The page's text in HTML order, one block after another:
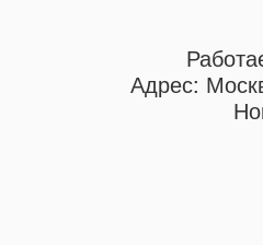
Адрес: